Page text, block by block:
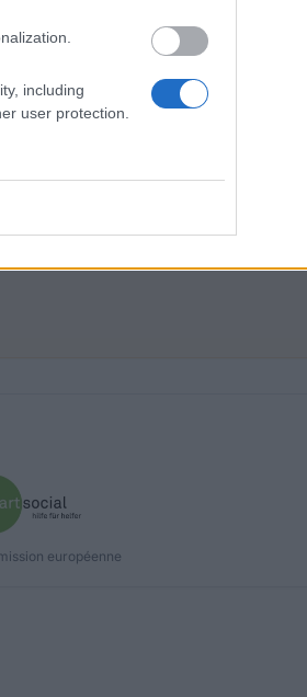
including
user protection.
à 5.000 Euros.
Hochschule für Musik und
choisis sur la musicalité
européenne